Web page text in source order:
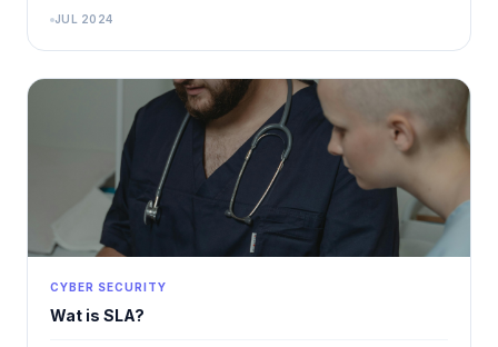
JUL 2024
CYBER SECURITY
Wat is SLA?